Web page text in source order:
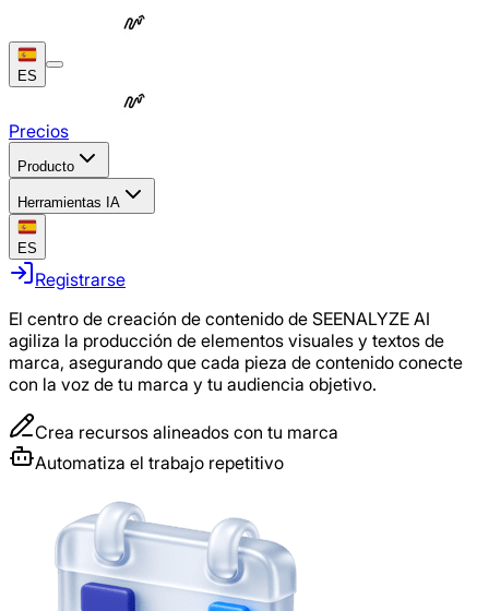
ES
Precios
Producto
Herramientas IA
ES
Registrarse
El centro de creación de contenido de SEENALYZE AI
agiliza la producción de elementos visuales y textos de
marca, asegurando que cada pieza de contenido conecte
con la voz de tu marca y tu audiencia objetivo.
Crea recursos alineados con tu marca
Automatiza el trabajo repetitivo